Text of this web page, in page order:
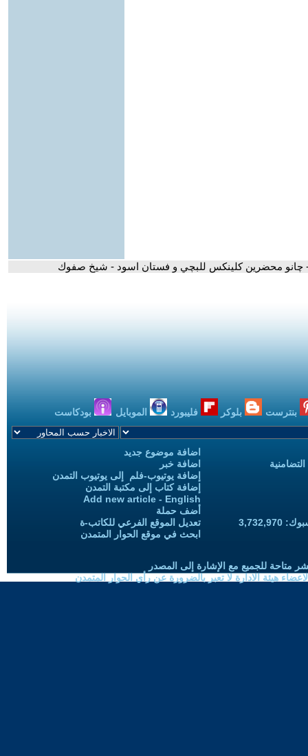
چانو محضرين كلينكس للبچي و فستان اسود - شيخ صفوك
بنترست بلوكر فليبورد الموبايل بودكاست
اضافة موضوع جديد
اضافة خبر
إضافة يوتيوب-فلم إلى يوتيوب التمدن
إضافة كتاب إلى مكتبة التمدن
Add new article - English
أضف حملة
تعديل الموقع الفرعي للكاتب-ة
ابحث في موقع الحوار المتمدن
متاحة للجميع مع الإشارة إلى المصدر
هيئة الادارة لا تعبر بالضرورة عن رأي الحوار المتمدن